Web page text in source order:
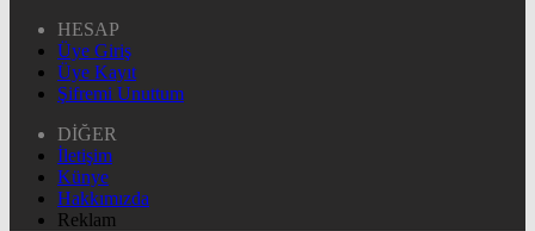
HESAP
Üye Giriş
Üye Kayıt
Şifremi Unuttum
DİĞER
İletişim
Künye
Hakkımızda
Reklam